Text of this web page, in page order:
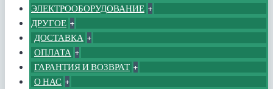
ЭЛЕКТРООБОРУДОВАНИЕ +
ДРУГОЕ +
ДОСТАВКА +
ОПЛАТА +
ГАРАНТИЯ И ВОЗВРАТ +
О НАС +